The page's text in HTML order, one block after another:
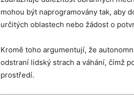
mohou být naprogramovány tak, aby
určitých oblastech nebo žádost o
Kromě toho argumentují, že
odstraní lidský strach a váhání, čímž
prostředí.